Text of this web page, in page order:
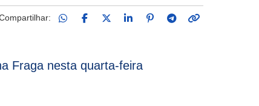
Fraga nesta quarta-feira